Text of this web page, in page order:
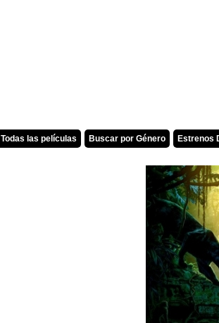
Todas las películas Buscar por Género Estrenos